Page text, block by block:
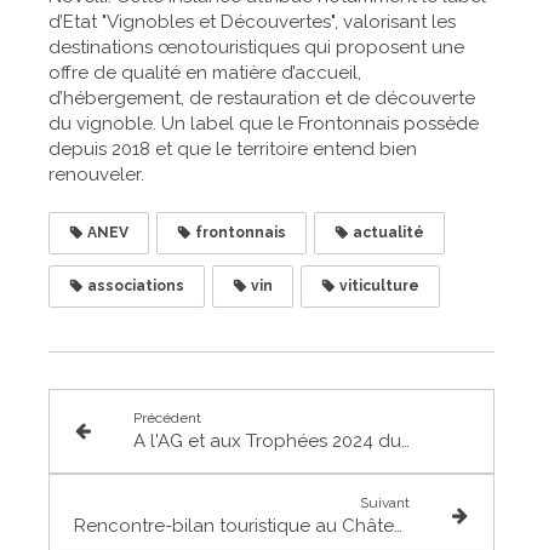
d’Etat "Vignobles et Découvertes", valorisant les
destinations œnotouristiques qui proposent une
offre de qualité en matière d’accueil,
d’hébergement, de restauration et de découverte
du vignoble. Un label que le Frontonnais possède
depuis 2018 et que le territoire entend bien
renouveler.
ANEV frontonnais actualité
associations vin viticulture
Précédent
Suivant